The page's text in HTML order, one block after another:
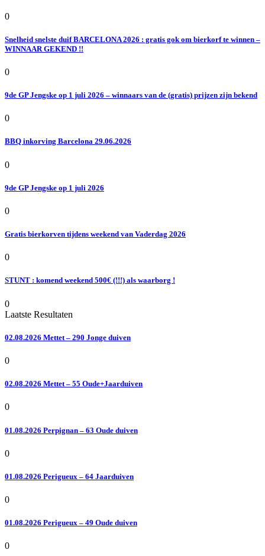
0
Snelheid snelste duif BARCELONA 2026 : gratis gok om bierkorf te winnen –
WINNAAR GEKEND !!
0
9de GP Jengske op 1 juli 2026 – winnaars van de (gratis) prijzen zijn bekend
0
BBQ inkorving Barcelona 29.06.2026
0
9de GP Jengske op 1 juli 2026
0
Gratis bierkorven tijdens weekend van Vaderdag 2026
0
STUNT : komend weekend 500€ (!!!) als waarborg !
0
Laatste Resultaten
02.08.2026 Mettet – 290 Jonge duiven
0
02.08.2026 Mettet – 55 Oude+Jaarduiven
0
01.08.2026 Perpignan – 63 Oude duiven
0
01.08.2026 Perigueux – 64 Jaarduiven
0
01.08.2026 Perigueux – 49 Oude duiven
0